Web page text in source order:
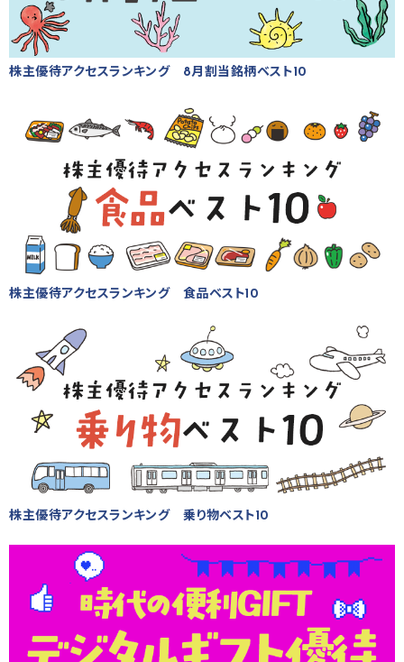
株主優待アクセスランキング 8月割当銘柄ベスト10
株主優待アクセスランキング 食品ベスト10
株主優待アクセスランキング 乗り物ベスト10